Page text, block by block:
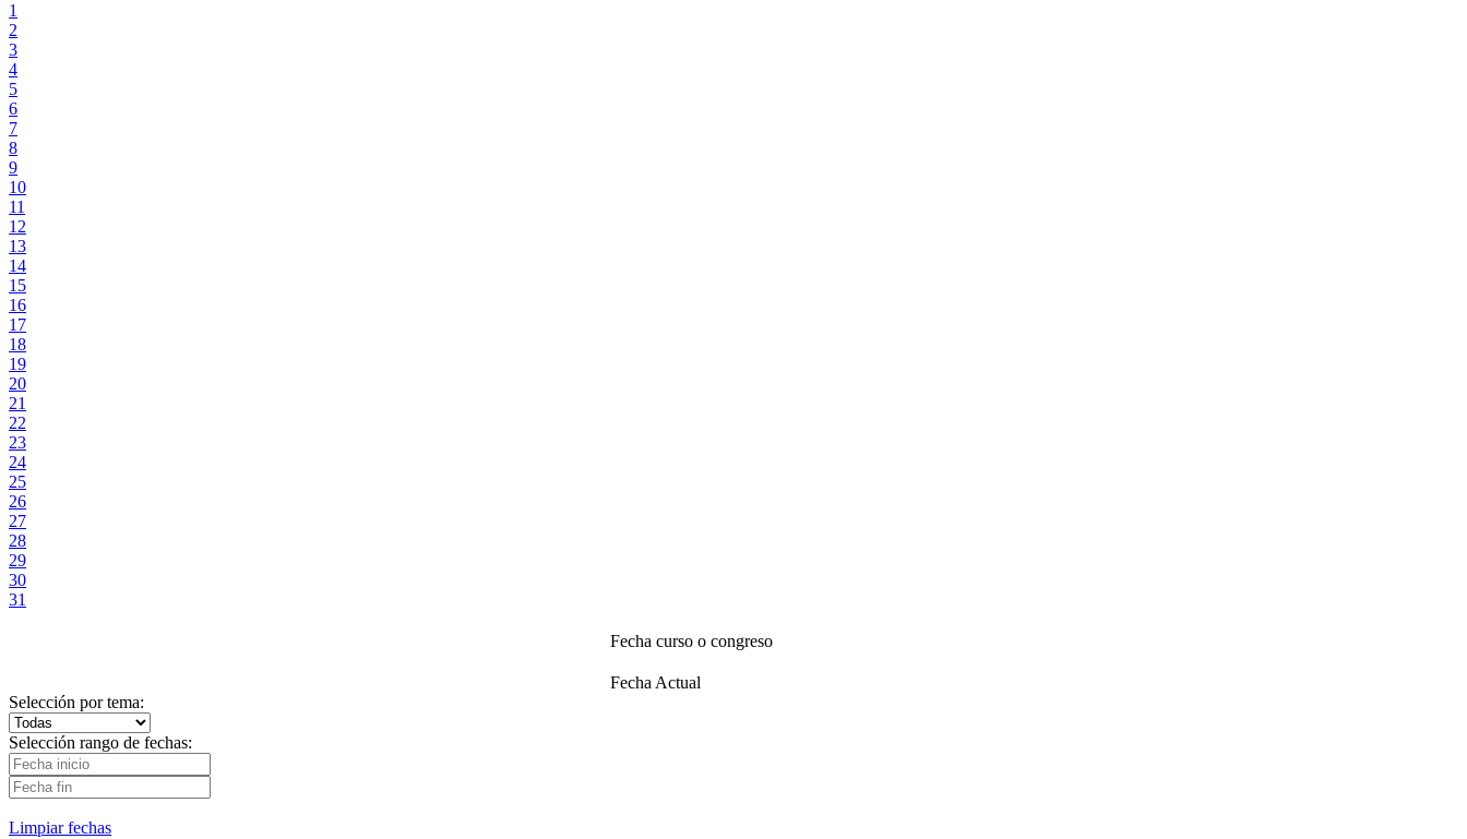
1
2
3
4
5
6
7
8
9
10
11
12
13
14
15
16
17
18
19
20
21
22
23
24
25
26
27
28
29
30
31
Fecha curso o congreso
Fecha Actual
Selección por tema:
Selección rango de fechas:
Limpiar fechas